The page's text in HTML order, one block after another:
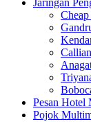
Jaringan
Pesan Hotel
Pojok